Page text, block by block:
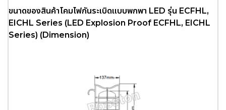
ขนาดของสินค้าโคมไฟกันระเบิดแบบพกพา LED รุ่น ECFHL,
EICHL Series (LED Explosion Proof ECFHL, EICHL
Series) (Dimension)